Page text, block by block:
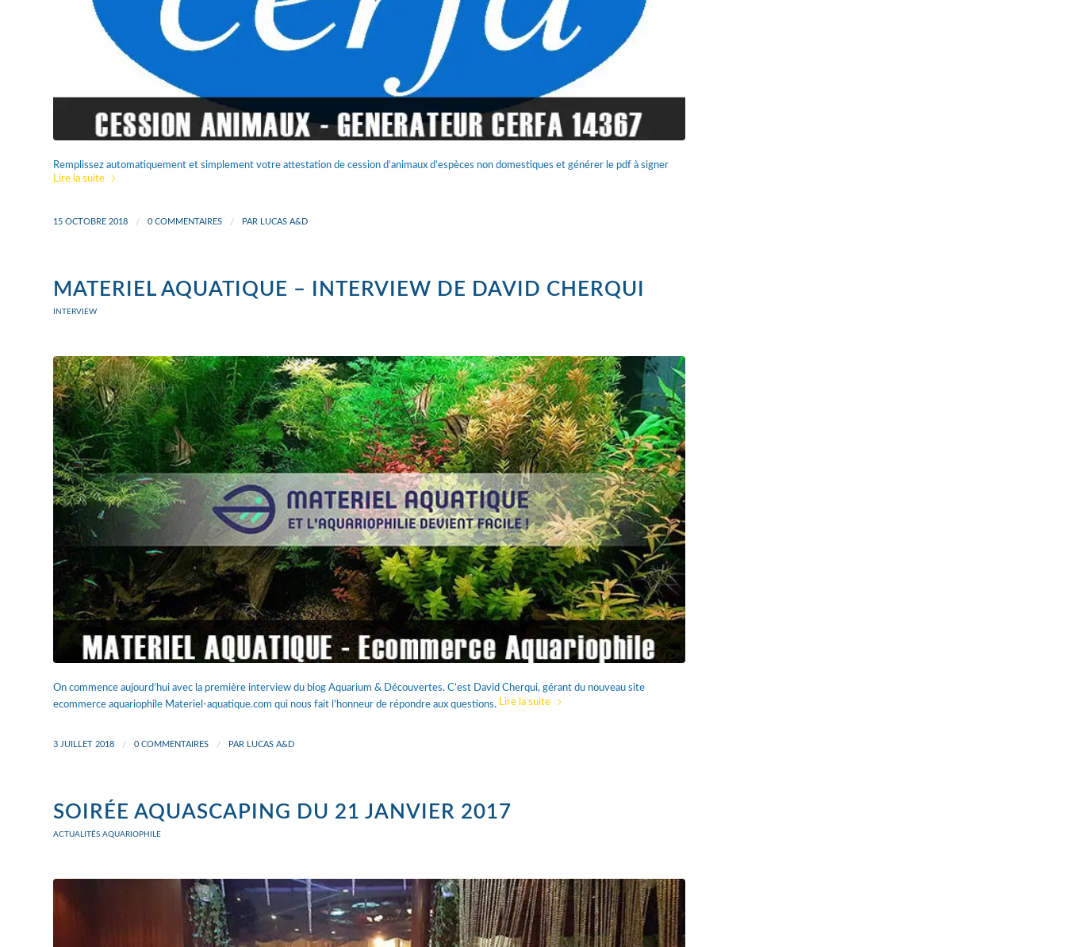
Remplissez automatiquement et simplement votre attestation de cession d’animaux d’espèces non domestiques et générer le pdf à signer
Lire la suite
15 OCTOBRE 2018 / 0 COMMENTAIRES / PAR LUCAS A&D
MATERIEL AQUATIQUE – INTERVIEW DE DAVID CHERQUI
INTERVIEW
On commence aujourd’hui avec la première interview du blog Aquarium & Découvertes. C’est David Cherqui, gérant du nouveau site
ecommerce aquariophile Materiel-aquatique.com qui nous fait l’honneur de répondre aux questions. Lire la suite
3 JUILLET 2018 / 0 COMMENTAIRES / PAR LUCAS A&D
SOIRÉE AQUASCAPING DU 21 JANVIER 2017
ACTUALITÉS AQUARIOPHILE